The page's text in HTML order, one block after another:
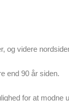
og videre
end 90 år siden.
for at modne